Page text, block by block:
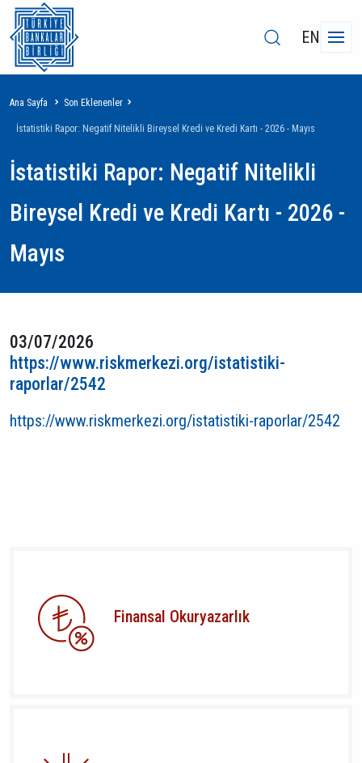
EN
Sayfa
yolu
Ana Sayfa Son Eklenenler
İstatistiki Rapor: Negatif Nitelikli Bireysel Kredi ve Kredi Kartı - 2026 - Mayıs
İstatistiki Rapor: Negatif Nitelikli
Bireysel Kredi ve Kredi Kartı - 2026 -
Mayıs
03/07/2026
https://www.riskmerkezi.org/istatistiki-
raporlar/2542
https://www.riskmerkezi.org/istatistiki-raporlar/2542
Finansal Okuryazarlık